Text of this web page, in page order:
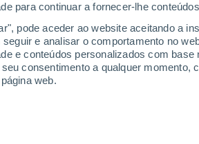
para continuar a fornecer-lhe
pode aceder ao website aceitando a
e analisar o comportamento no
e conteúdos personalizados com
consentimento a qualquer momento,
web.
Leste
o dia Símbolo